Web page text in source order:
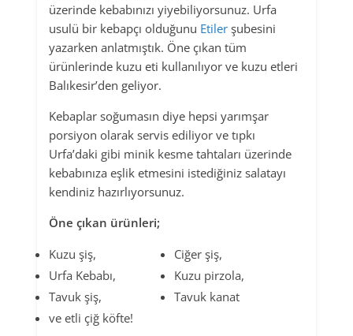
üzerinde kebabınızı yiyebiliyorsunuz. Urfa
usulü bir kebapçı olduğunu Etiler şubesini
yazarken anlatmıştık. Öne çıkan tüm
ürünlerinde kuzu eti kullanılıyor ve kuzu etleri
Balıkesir’den geliyor.
Kebaplar soğumasın diye hepsi yarımşar
porsiyon olarak servis ediliyor ve tıpkı
Urfa’daki gibi minik kesme tahtaları üzerinde
kebabınıza eşlik etmesini istediğiniz salatayı
kendiniz hazırlıyorsunuz.
Öne çıkan ürünleri;
Kuzu şiş,
Ciğer şiş,
Urfa Kebabı,
Kuzu pirzola,
Tavuk şiş,
Tavuk kanat
ve etli çiğ köfte!